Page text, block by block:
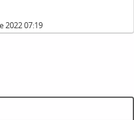
2022 07:19